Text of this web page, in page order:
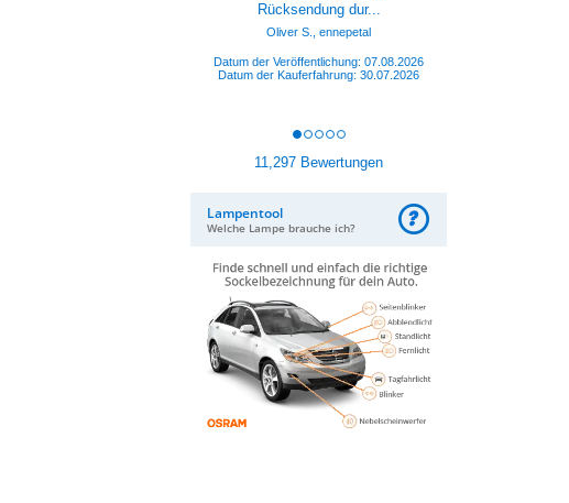
beziehungsweise dem V...
Datum der Veröffentlichung: 07.08.2026
Datum der Kauferfahrung: 28.07.2026
11,297 Bewertungen
Lampentool
Welche Lampe brauche ich?